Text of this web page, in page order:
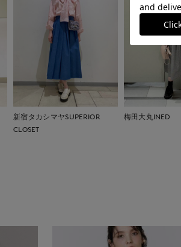
新宿タカシマヤSUPERIOR
CLOSET
梅田大丸INED